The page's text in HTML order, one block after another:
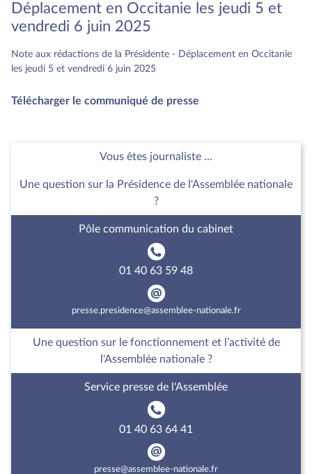
Déplacement en Occitanie les jeudi 5 et
vendredi 6 juin 2025
Note aux rédactions de la Présidente - Déplacement en Occitanie
les jeudi 5 et vendredi 6 juin 2025
Télécharger le communiqué de presse
Vous êtes journaliste ...
Une question sur la Présidence de l'Assemblée nationale
?
Pôle communication du cabinet
01 40 63 59 48
presse.presidence@assemblee-nationale.fr
Une question sur le fonctionnement et l’activité de
l'Assemblée nationale ?
Service presse de l'Assemblée
01 40 63 64 41
presse@assemblee-nationale.fr